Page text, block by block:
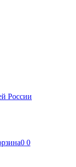
России
0 0